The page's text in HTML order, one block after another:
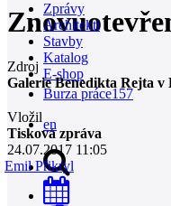
Zprávy
Architekti
Stavby
Katalog
E-shop
Burza práce157
en
Zdroj
Galerie Benedikta Rejta v
Vložil
Tisková zpráva
24.07.2017 11:05
Emil Přikryl